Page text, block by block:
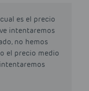
es el precio
intentaremos
no hemos
el precio medio